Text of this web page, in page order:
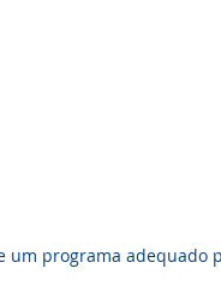
um programa adequado